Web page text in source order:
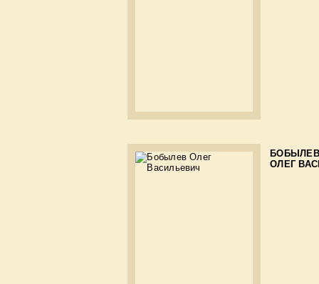
БОБЫЛЕВ
ОЛЕГ